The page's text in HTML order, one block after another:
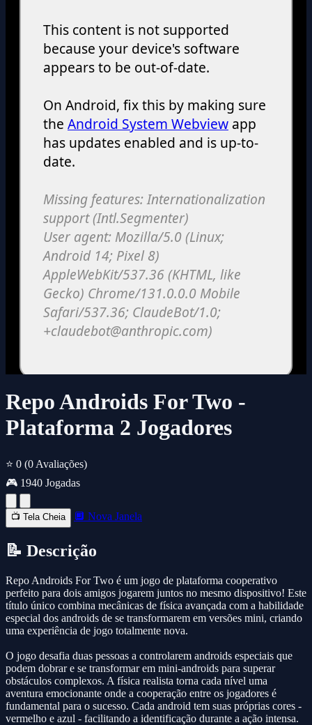
Repo Androids For Two -
Plataforma 2 Jogadores
⭐ 0 (0 Avaliações)
🎮 1940 Jogadas
📺 Tela Cheia 🔲 Nova Janela
📝 Descrição
Repo Androids For Two é um jogo de plataforma cooperativo
perfeito para dois amigos jogarem juntos no mesmo dispositivo! Este
título único combina mecânicas de física avançada com a habilidade
especial dos androids de se transformarem em versões mini, criando
uma experiência de jogo totalmente nova.
O jogo desafia duas pessoas a controlarem androids especiais que
podem dobrar e se transformar em mini-androids para superar
obstáculos complexos. A física realista torna cada nível uma
aventura emocionante onde a cooperação entre os jogadores é
fundamental para o sucesso. Cada android tem suas próprias cores -
vermelho e azul - facilitando a identificação durante a ação intensa.